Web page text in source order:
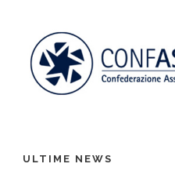
ULTIME NEWS